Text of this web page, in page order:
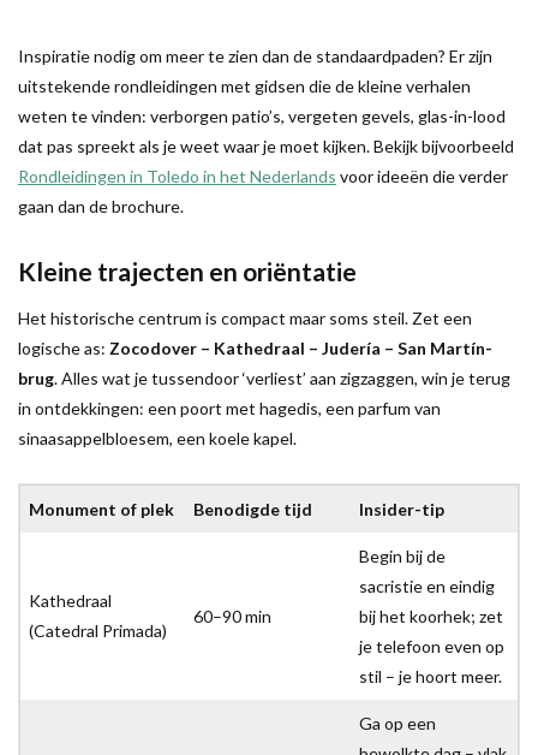
Inspiratie nodig om meer te zien dan de standaardpaden? Er zijn
uitstekende rondleidingen met gidsen die de kleine verhalen
weten te vinden: verborgen patio’s, vergeten gevels, glas-in-lood
dat pas spreekt als je weet waar je moet kijken. Bekijk bijvoorbeeld
Rondleidingen in Toledo in het Nederlands voor ideeën die verder
gaan dan de brochure.
Kleine trajecten en oriëntatie
Het historische centrum is compact maar soms steil. Zet een
logische as: Zocodover – Kathedraal – Judería – San Martín-
brug. Alles wat je tussendoor ‘verliest’ aan zigzaggen, win je terug
in ontdekkingen: een poort met hagedis, een parfum van
sinaasappelbloesem, een koele kapel.
Monument of plek Benodigde tijd Insider-tip
Kathedraal
(Catedral Primada)
60–90 min
Begin bij de
sacristie en eindig
bij het koorhek; zet
je telefoon even op
stil – je hoort meer.
Ga op een